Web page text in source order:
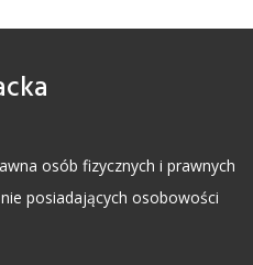
osób fizycznych i prawnych
posiadających osobowości